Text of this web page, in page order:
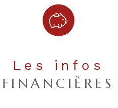
Les infos
FINANCIÈRES